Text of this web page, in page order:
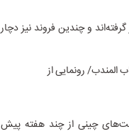
و چندین فروند نیز دچار
چینی از چند هفته پیش